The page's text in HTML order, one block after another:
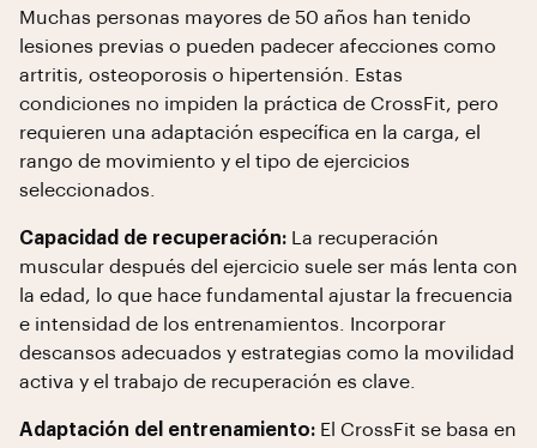
Muchas personas mayores de 50 años han tenido
lesiones previas o pueden padecer afecciones como
artritis, osteoporosis o hipertensión. Estas
condiciones no impiden la práctica de CrossFit, pero
requieren una adaptación específica en la carga, el
rango de movimiento y el tipo de ejercicios
seleccionados.
Capacidad de recuperación: La recuperación
muscular después del ejercicio suele ser más lenta con
la edad, lo que hace fundamental ajustar la frecuencia
e intensidad de los entrenamientos. Incorporar
descansos adecuados y estrategias como la movilidad
activa y el trabajo de recuperación es clave.
Adaptación del entrenamiento: El CrossFit se basa en